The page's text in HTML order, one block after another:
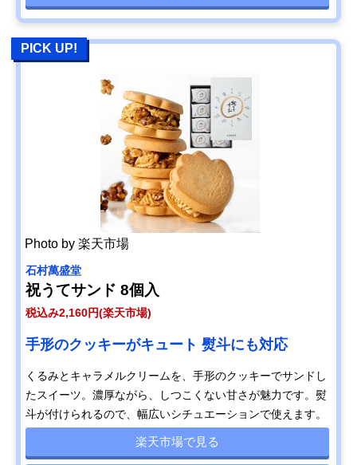
PICK UP!
Photo by 楽天市場
石村萬盛堂
祝うてサンド 8個入
税込み2,160円(楽天市場)
手形のクッキーがキュート 熨斗にも対応
くるみとキャラメルクリームを、手形のクッキーでサンドし
たスイーツ。濃厚ながら、しつこくない甘さが魅力です。熨
斗が付けられるので、幅広いシチュエーションで使えます。
楽天市場で見る